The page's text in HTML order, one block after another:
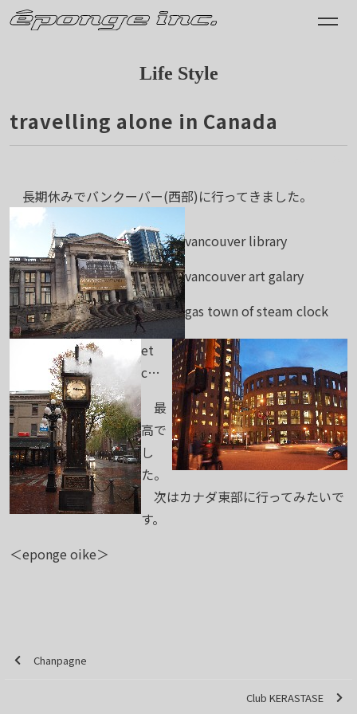
Life Style
travelling alone in Canada
長期休みでバンクーバー(西部)に行ってきました。
vancouver library
vancouver art galary
gas town of steam clock
et
c…
最
高で
し
た。
次はカナダ東部に行ってみたいで
す。
＜eponge oike＞
Chanpagne
Club KERASTASE